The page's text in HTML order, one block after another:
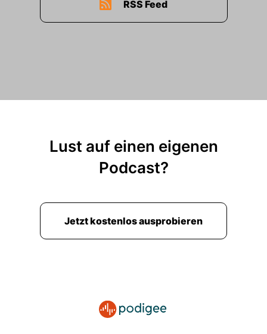
RSS Feed
Lust auf einen eigenen
Podcast?
Jetzt kostenlos ausprobieren